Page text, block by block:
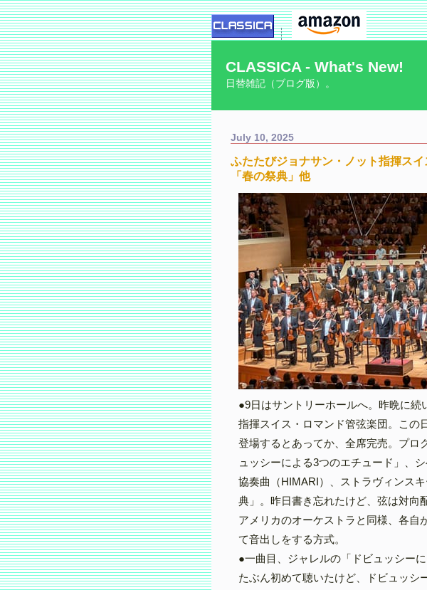
CLASSICA - What's New!
日替雑記（ブログ版）。
July 10, 2025
ふたたびジョナサン・ノット指揮スイ
「春の祭典」他
●9日はサントリーホールへ。昨晩に続
指揮スイス・ロマンド管弦楽団。この
登場するとあってか、全席完売。プロ
ュッシーによる3つのエチュード」、
協奏曲（HIMARI）、ストラヴィンス
典」。昨日書き忘れたけど、弦は対向
アメリカのオーケストラと同様、各自
て音出しをする方式。
●一曲目、ジャレルの「ドビュッシー
たぶん初めて聴いたけど、ドビュッシ